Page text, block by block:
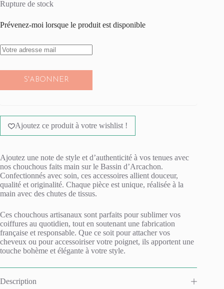
Rupture de stock
Prévenez-moi lorsque le produit est disponible
S'ABONNER
Ajoutez ce produit à votre wishlist !
Ajoutez une note de style et d’authenticité à vos tenues avec
nos chouchous faits main sur le Bassin d’Arcachon.
Confectionnés avec soin, ces accessoires allient douceur,
qualité et originalité. Chaque pièce est unique, réalisée à la
main avec des chutes de tissus.
Ces chouchous artisanaux sont parfaits pour sublimer vos
coiffures au quotidien, tout en soutenant une fabrication
française et responsable. Que ce soit pour attacher vos
cheveux ou pour accessoiriser votre poignet, ils apportent une
touche bohème et élégante à votre style.
Description